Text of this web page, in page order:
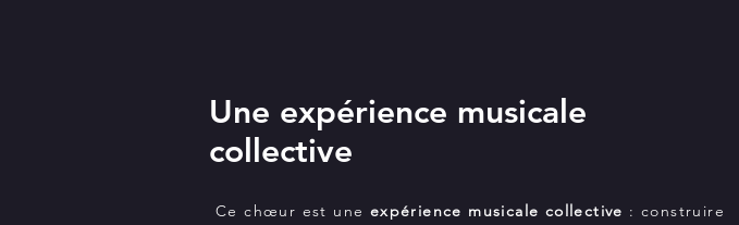
Une expérience musicale
collective
Ce chœur est une expérience musicale collective : construire